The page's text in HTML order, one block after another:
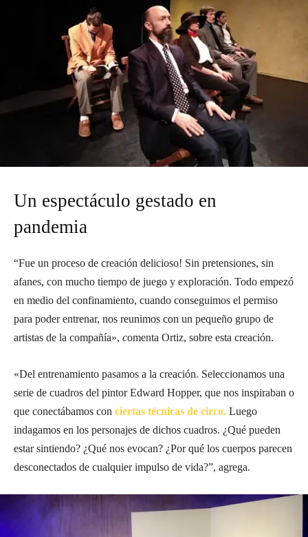
Un espectáculo gestado en
pandemia
“Fue un proceso de creación delicioso! Sin pretensiones, sin
afanes, con mucho tiempo de juego y exploración. Todo empezó
en medio del confinamiento, cuando conseguimos el permiso
para poder entrenar, nos reunimos con un pequeño grupo de
artistas de la compañía», comenta Ortiz, sobre esta creación.
«Del entrenamiento pasamos a la creación. Seleccionamos una
serie de cuadros del pintor Edward Hopper, que nos inspiraban o
que conectábamos con ciertas técnicas de circo. Luego
indagamos en los personajes de dichos cuadros. ¿Qué pueden
estar sintiendo? ¿Qué nos evocan? ¿Por qué los cuerpos parecen
desconectados de cualquier impulso de vida?”, agrega.